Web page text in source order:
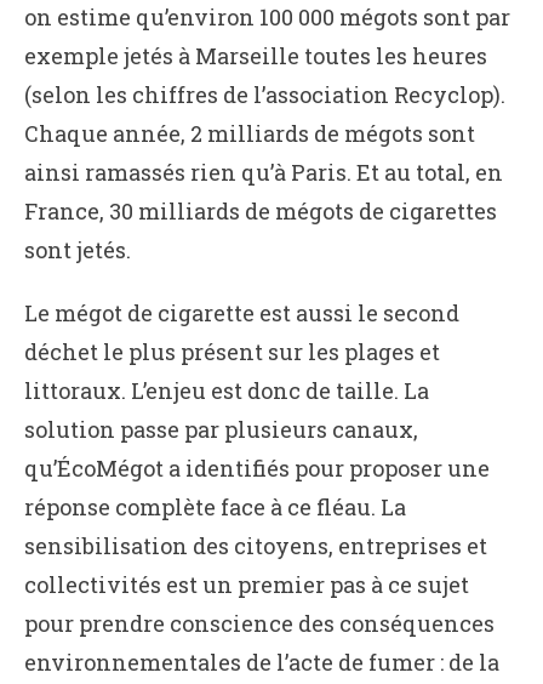
on estime qu’environ 100 000 mégots sont par
exemple jetés à Marseille toutes les heures
(selon les chiffres de l’association Recyclop).
Chaque année, 2 milliards de mégots sont
ainsi ramassés rien qu’à Paris. Et au total, en
France, 30 milliards de mégots de cigarettes
sont jetés.
Le mégot de cigarette est aussi le second
déchet le plus présent sur les plages et
littoraux. L’enjeu est donc de taille. La
solution passe par plusieurs canaux,
qu’ÉcoMégot a identifiés pour proposer une
réponse complète face à ce fléau. La
sensibilisation des citoyens, entreprises et
collectivités est un premier pas à ce sujet
pour prendre conscience des conséquences
environnementales de l’acte de fumer : de la